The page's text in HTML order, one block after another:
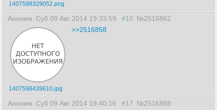
1407598329052.png
Аноним Суб 09 Авг 2014 19:33:59 #16 №2516862
1407598439610.jpg
>>2516858
Аноним Суб 09 Авг 2014 19:40:16 #17 №2516868